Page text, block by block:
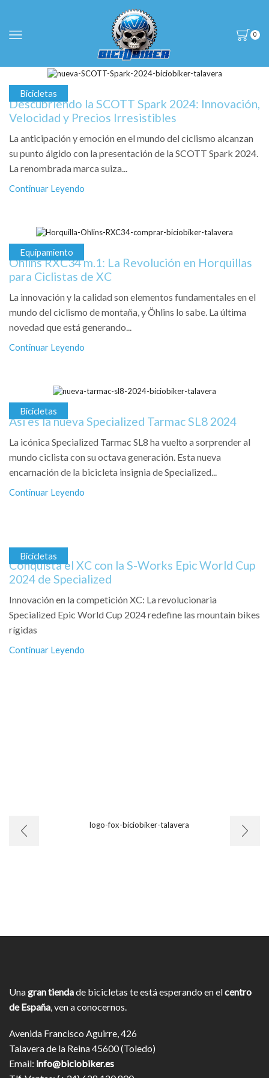
0
Bicicletas
Descubriendo la SCOTT Spark 2024: Innovación,
Velocidad y Precios Irresistibles
La anticipación y emoción en el mundo del ciclismo alcanzan
su punto álgido con la presentación de la SCOTT Spark 2024.
La renombrada marca suiza...
Continuar Leyendo
Equipamiento
Öhlins RXC34 m.1: La Revolución en Horquillas
para Ciclistas de XC
La innovación y la calidad son elementos fundamentales en el
mundo del ciclismo de montaña, y Öhlins lo sabe. La última
novedad que está generando...
Continuar Leyendo
Bicicletas
Así es la nueva Specialized Tarmac SL8 2024
La icónica Specialized Tarmac SL8 ha vuelto a sorprender al
mundo ciclista con su octava generación. Esta nueva
encarnación de la bicicleta insignia de Specialized...
Continuar Leyendo
Bicicletas
Conquista el XC con la S-Works Epic World Cup
2024 de Specialized
Innovación en la competición XC: La revolucionaria
Specialized Epic World Cup 2024 redefine las mountain bikes
rígidas
Continuar Leyendo
Unagran tiendade bicicletas te está esperando en elcentro
de España, ven a conocernos.
Avenida Francisco Aguirre, 426
Talavera de la Reina 45600 (Toledo)
Email: info@biciobiker.es